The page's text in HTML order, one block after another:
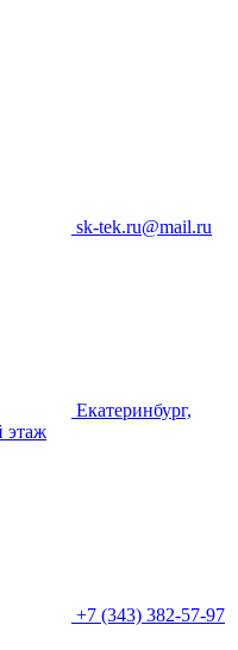
sk-tek.ru@mail.ru
Екатеринбург,
этаж
+7 (343) 382-57-97